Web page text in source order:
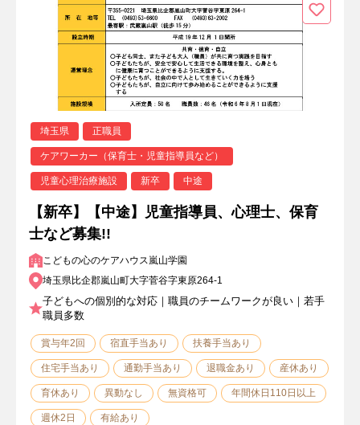
埼玉県 正職員
ケアワーカー（保育士・児童指導員など）
児童心理治療施設 新卒 中途
【新卒】【中途】児童指導員、心理士、保育
士など募集!!
こどもの心のケアハウス嵐山学園
埼玉県比企郡嵐山町大字菅谷字東原264-1
子どもへの個別的な対応｜職員のチームワークが良い｜若手
職員多数
賞与年2回 宿直手当あり 扶養手当あり
住宅手当あり 通勤手当あり 退職金あり 産休あり
育休あり 異動なし 無資格可 年間休日110日以上
週休2日 有給あり